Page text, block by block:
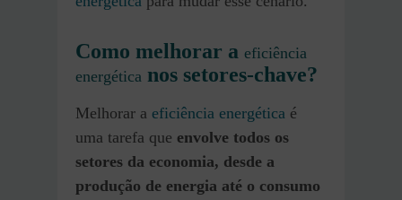
Como melhorar a eficiência
energética nos setores-chave?
Melhorar a eficiência energética é
uma tarefa que envolve todos os
setores da economia, desde a
produção de energia até o consumo